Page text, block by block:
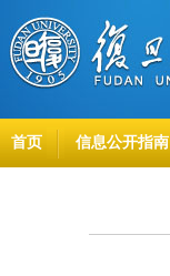
首页 信息公开指南